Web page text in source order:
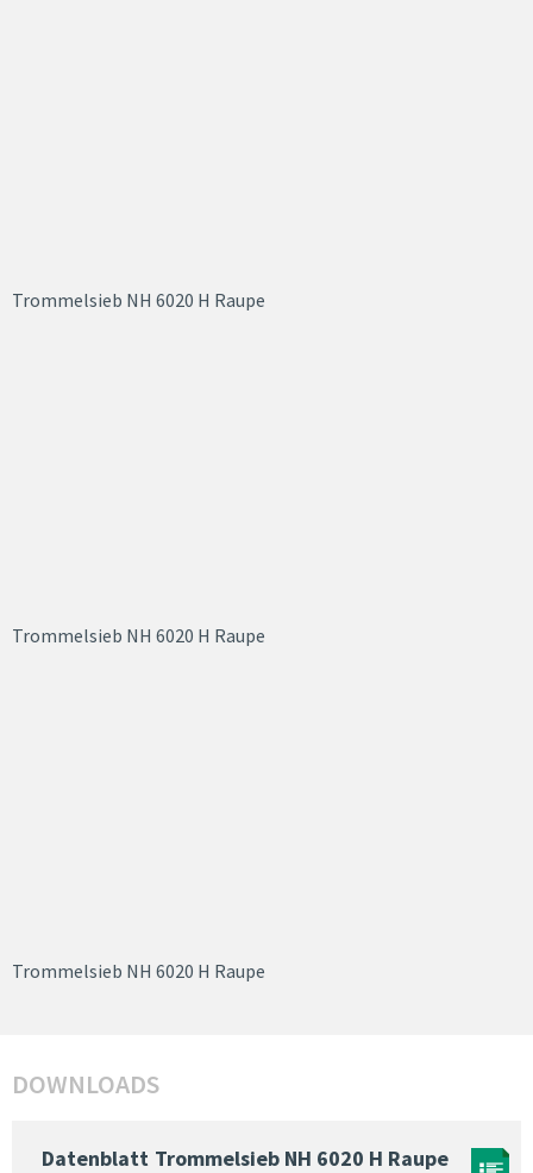
Trommelsieb NH 6020 H Raupe
Trommelsieb NH 6020 H Raupe
Trommelsieb NH 6020 H Raupe
DOWNLOADS
Datenblatt Trommelsieb NH 6020 H Raupe